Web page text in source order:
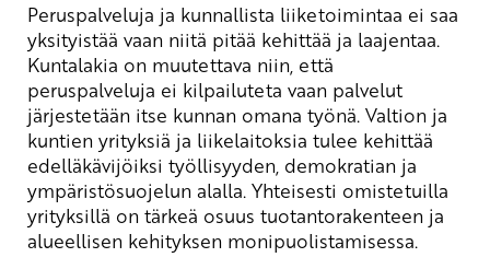
Peruspalveluja ja kunnallista liiketoimintaa ei saa
yksityistää vaan niitä pitää kehittää ja laajentaa.
Kuntalakia on muutettava niin, että
peruspalveluja ei kilpailuteta vaan palvelut
järjestetään itse kunnan omana työnä. Valtion ja
kuntien yrityksiä ja liikelaitoksia tulee kehittää
edelläkävijöiksi työllisyyden, demokratian ja
ympäristösuojelun alalla. Yhteisesti omistetuilla
yrityksillä on tärkeä osuus tuotantorakenteen ja
alueellisen kehityksen monipuolistamisessa.